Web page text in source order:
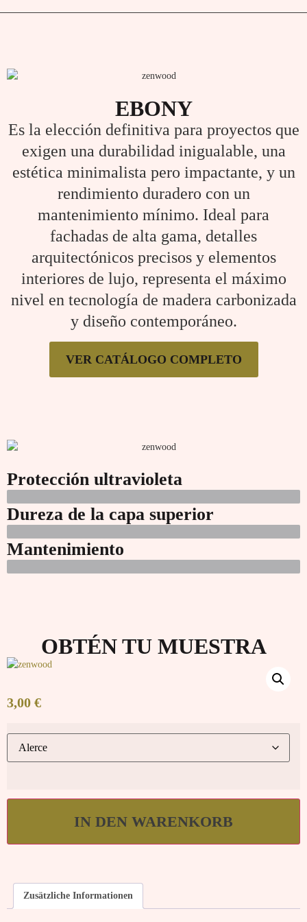
EBONY
Es la elección definitiva para proyectos que
exigen una durabilidad inigualable, una
estética minimalista pero impactante, y un
rendimiento duradero con un
mantenimiento mínimo. Ideal para
fachadas de alta gama, detalles
arquitectónicos precisos y elementos
interiores de lujo, representa el máximo
nivel en tecnología de madera carbonizada
y diseño contemporáneo.
VER CATÁLOGO COMPLETO
Protección ultravioleta
Dureza de la capa superior
Mantenimiento
OBTÉN TU MUESTRA
3,00 €
IN DEN WARENKORB
Zusätzliche Informationen